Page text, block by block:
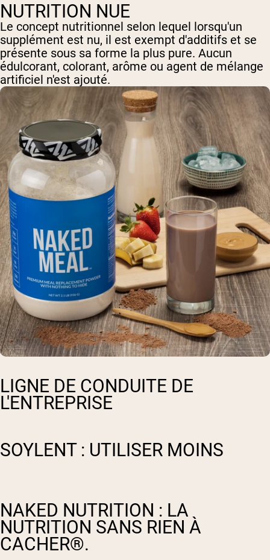
NUTRITION NUE
Le concept nutritionnel selon lequel lorsqu'un
supplément est nu, il est exempt d'additifs et se
présente sous sa forme la plus pure. Aucun
édulcorant, colorant, arôme ou agent de mélange
artificiel n'est ajouté.
LIGNE DE CONDUITE DE
L'ENTREPRISE
SOYLENT : UTILISER MOINS
NAKED NUTRITION : LA
NUTRITION SANS RIEN À
CACHER®.